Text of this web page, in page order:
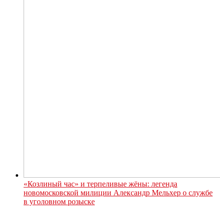
«Козлиный час» и терпеливые жёны: легенда
новомосковской милиции Александр Мельхер о службе
в уголовном розыске